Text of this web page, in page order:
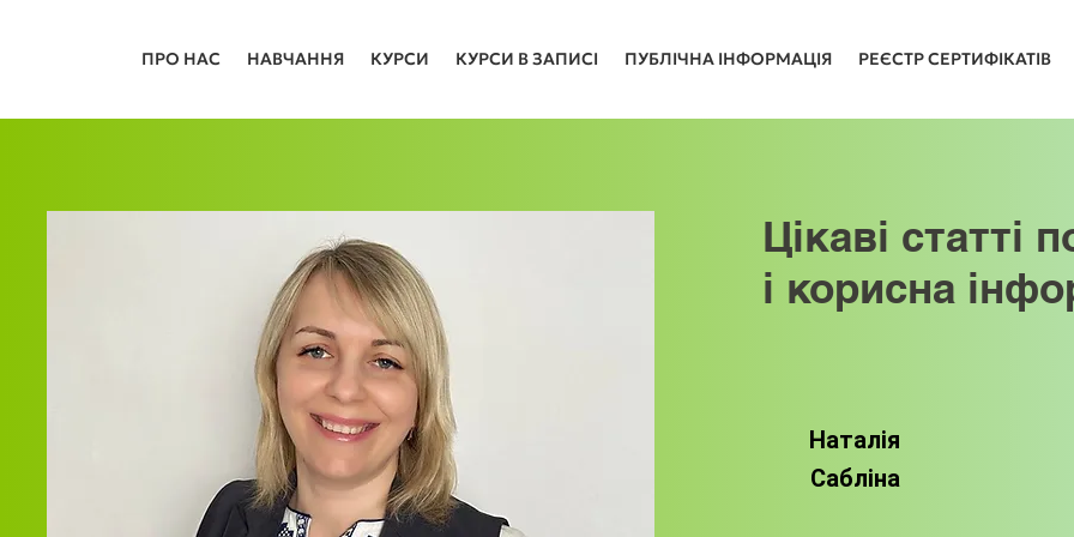
ПРО НАС НАВЧАННЯ КУРСИ КУРСИ В ЗАПИСІ ПУБЛІЧНА ІНФОРМАЦІЯ РЕЄСТР СЕРТИФІКАТІВ
Цікаві статті
Цікаві статті
і корисна
Наталія
Сабліна